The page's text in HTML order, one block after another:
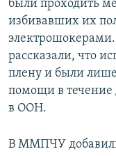
были проходить
избивавших их
рассказали, что
плену и были
помощи в течение
в ООН.
В ММПЧУ